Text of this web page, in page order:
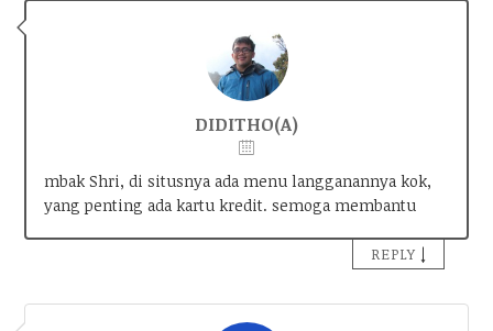
DIDITHO(A)
mbak Shri, di situsnya ada menu langganannya kok,
yang penting ada kartu kredit. semoga membantu
REPLY ↓